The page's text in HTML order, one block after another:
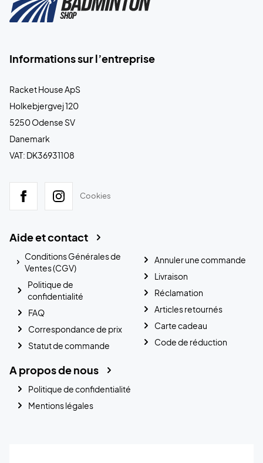
Informations sur l’entreprise
Racket House ApS
Holkebjergvej 120
5250 Odense SV
Danemark
VAT: DK36931108
Cookies
Aide et contact
Conditions Générales de
Ventes (CGV)
Politique de
confidentialité
FAQ
Correspondance de prix
Statut de commande
Annuler une commande
Livraison
Réclamation
Articles retournés
Carte cadeau
Code de réduction
A propos de nous
Politique de confidentialité
Mentions légales